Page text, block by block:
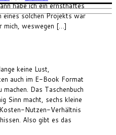
habe ich ein ernsthaftes
solchen Projekts war
mich, weswegen […]
keine Lust,
auch im E-Book Format
Das Taschenbuch
Sinn macht, sechs kleine
Nutzen-Verhältnis
Also gibt es das